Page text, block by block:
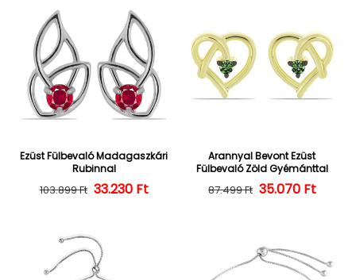
Ezüst Fülbevaló Madagaszkári
Rubinnal
Normál ár
103.899 Ft Kedvezményes ár
33.230 Ft
Arannyal Bevont Ezüst
Fülbevaló Zöld Gyémánttal
Normál ár
87.499 Ft 35.070 Ft